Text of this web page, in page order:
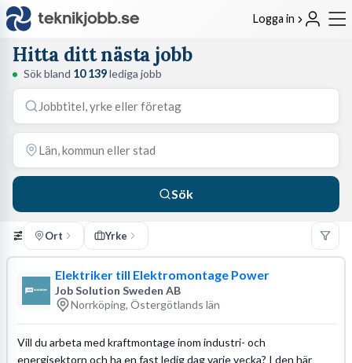
Logga in
Hitta ditt nästa jobb
Sök bland 10 139lediga jobb
Sök
Ort Yrke
Elektriker till Elektromontage Power
Job Solution Sweden AB
Norrköping, Östergötlands län
Vill du arbeta med kraftmontage inom industri- och
energisektorn och ha en fast ledig dag varje vecka? I den här